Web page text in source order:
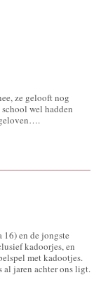
ze gelooft nog
wel hadden
en de jongste
kadoorjes, en
met kadootjes.
al jaren achter ons ligt.